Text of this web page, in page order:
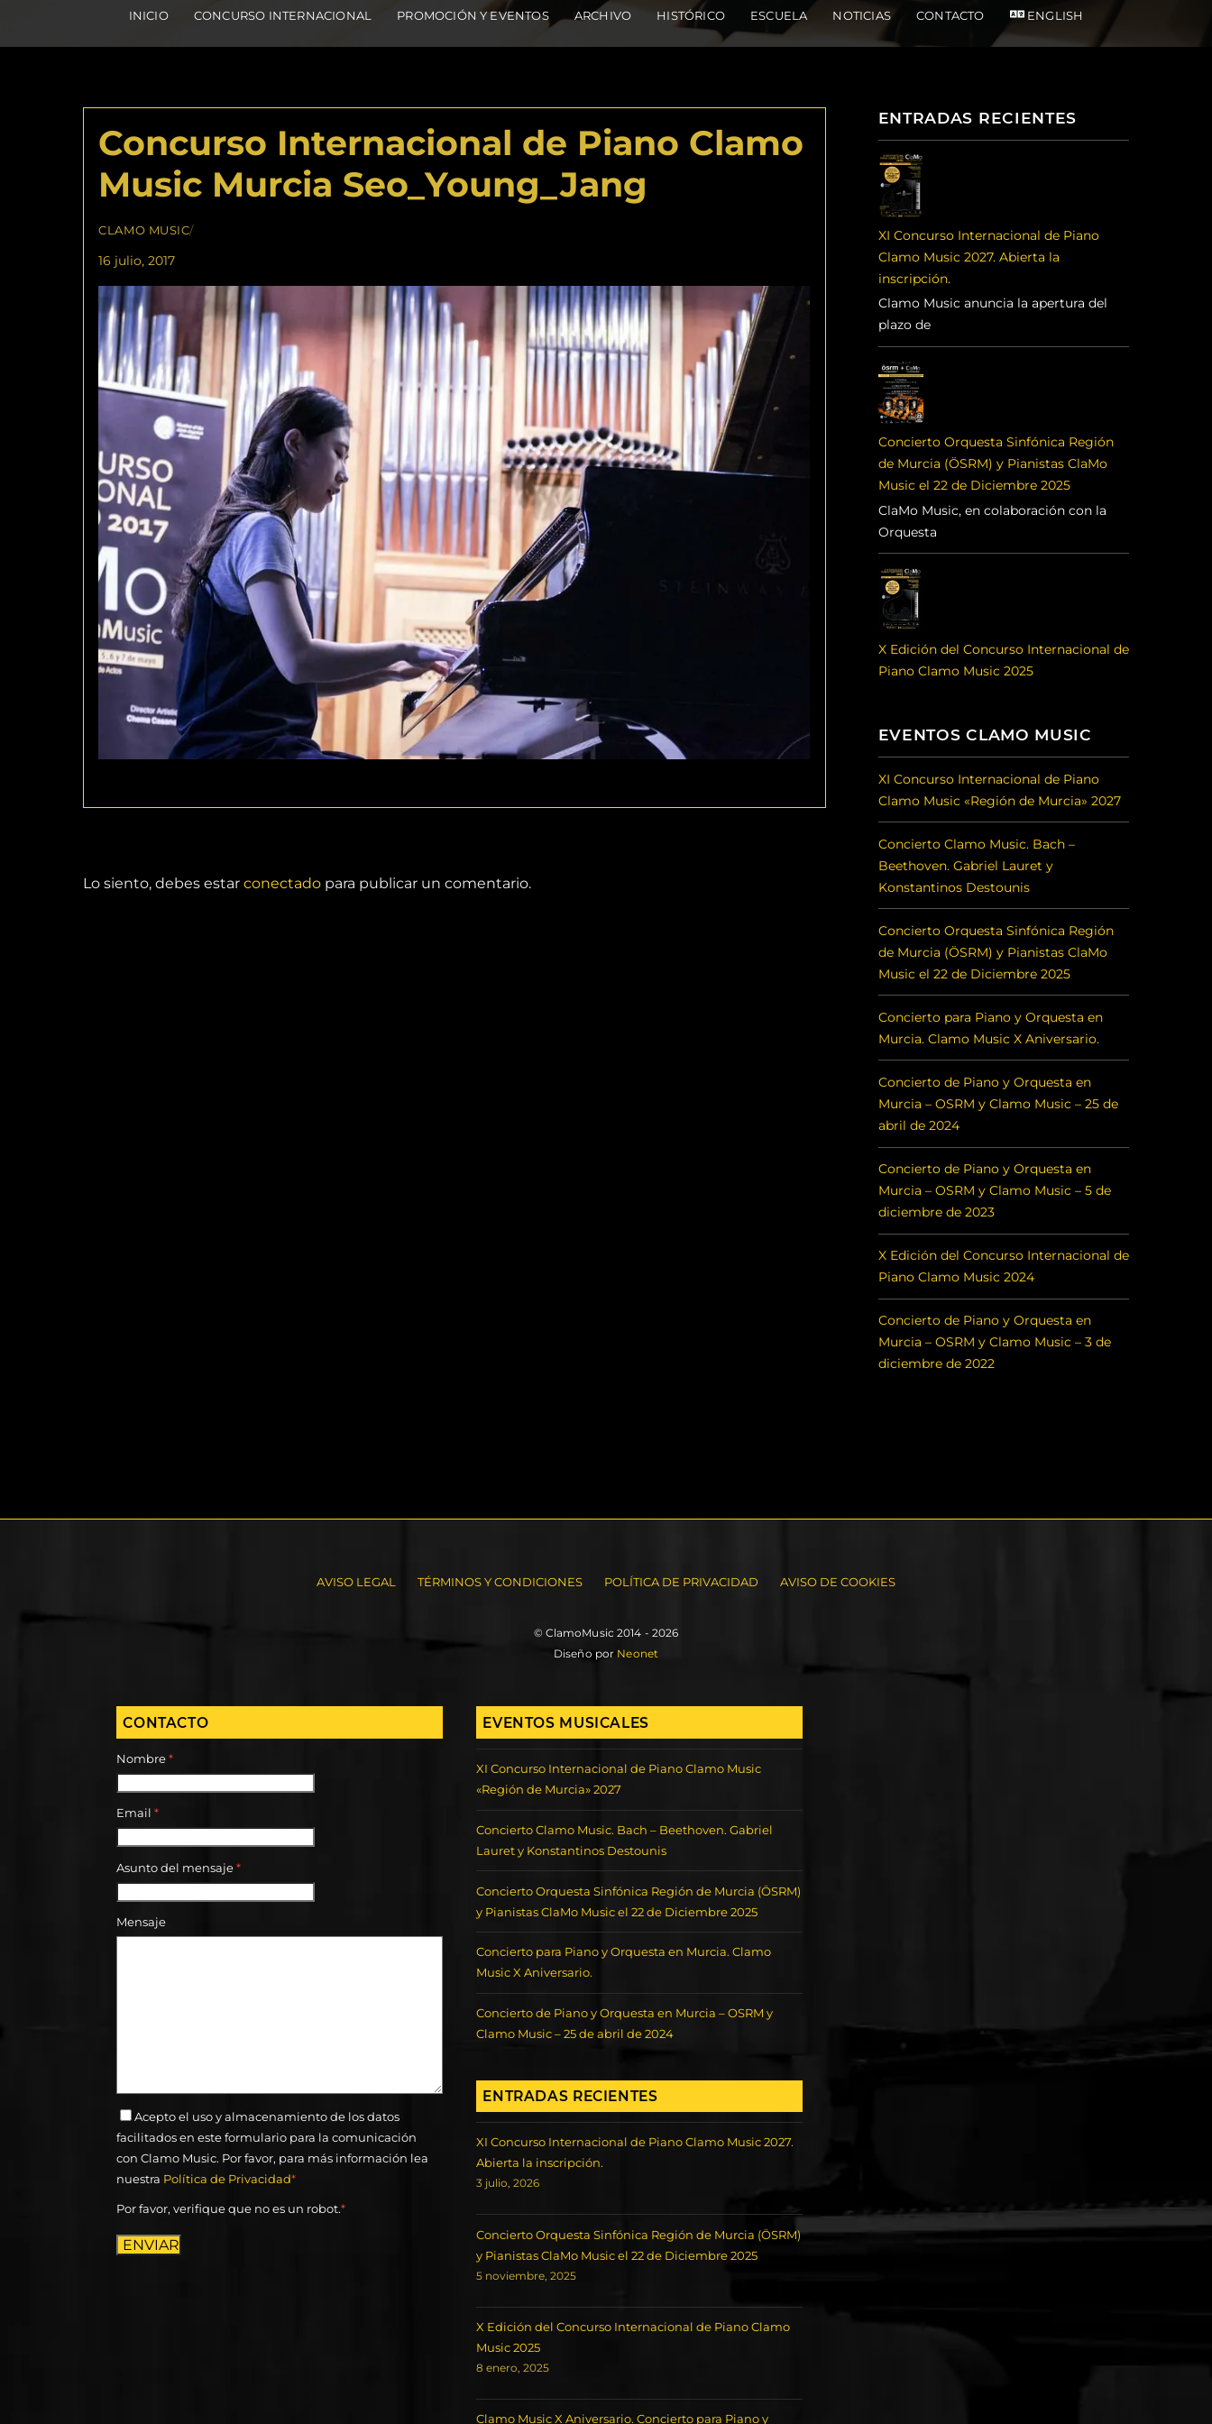
INICIO CONCURSO INTERNACIONAL PROMOCIÓN Y EVENTOS ARCHIVO HISTÓRICO ESCUELA NOTICIAS CONTACTO ENGLISH
Concurso Internacional de Piano Clamo
Music Murcia Seo_Young_Jang
CLAMO MUSIC/
16 julio, 2017
Lo siento, debes estar conectado para publicar un comentario.
ENTRADAS RECIENTES
XI Concurso Internacional de Piano
Clamo Music 2027. Abierta la
inscripción.
Clamo Music anuncia la apertura del
plazo de
Concierto Orquesta Sinfónica Región
de Murcia (ÖSRM) y Pianistas ClaMo
Music el 22 de Diciembre 2025
ClaMo Music, en colaboración con la
Orquesta
X Edición del Concurso Internacional de
Piano Clamo Music 2025
EVENTOS CLAMO MUSIC
XI Concurso Internacional de Piano
Clamo Music «Región de Murcia» 2027
Concierto Clamo Music. Bach –
Beethoven. Gabriel Lauret y
Konstantinos Destounis
Concierto Orquesta Sinfónica Región
de Murcia (ÖSRM) y Pianistas ClaMo
Music el 22 de Diciembre 2025
Concierto para Piano y Orquesta en
Murcia. Clamo Music X Aniversario.
Concierto de Piano y Orquesta en
Murcia – OSRM y Clamo Music – 25 de
abril de 2024
Concierto de Piano y Orquesta en
Murcia – OSRM y Clamo Music – 5 de
diciembre de 2023
X Edición del Concurso Internacional de
Piano Clamo Music 2024
Concierto de Piano y Orquesta en
Murcia – OSRM y Clamo Music – 3 de
diciembre de 2022
AVISO LEGAL TÉRMINOS Y CONDICIONES POLÍTICA DE PRIVACIDAD AVISO DE COOKIES
© ClamoMusic 2014 - 2026
Diseño por Neonet
CONTACTO
Nombre*
Email*
Asunto del mensaje*
Mensaje
Acepto el uso y almacenamiento de los datos
facilitados en este formulario para la comunicación
con Clamo Music. Por favor, para más información lea
nuestra Política de Privacidad*
Por favor, verifique que no es un robot.*
ENVIAR
EVENTOS MUSICALES
XI Concurso Internacional de Piano Clamo Music
«Región de Murcia» 2027
Concierto Clamo Music. Bach – Beethoven. Gabriel
Lauret y Konstantinos Destounis
Concierto Orquesta Sinfónica Región de Murcia (ÖSRM)
y Pianistas ClaMo Music el 22 de Diciembre 2025
Concierto para Piano y Orquesta en Murcia. Clamo
Music X Aniversario.
Concierto de Piano y Orquesta en Murcia – OSRM y
Clamo Music – 25 de abril de 2024
ENTRADAS RECIENTES
XI Concurso Internacional de Piano Clamo Music 2027.
Abierta la inscripción.
3 julio, 2026
Concierto Orquesta Sinfónica Región de Murcia (ÖSRM)
y Pianistas ClaMo Music el 22 de Diciembre 2025
5 noviembre, 2025
X Edición del Concurso Internacional de Piano Clamo
Music 2025
8 enero, 2025
Clamo Music X Aniversario. Concierto para Piano y